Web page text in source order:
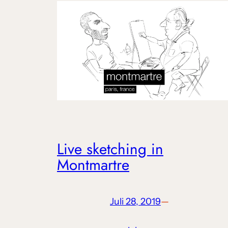
Live sket­ching in
Montmartre
Juli 28, 2019—